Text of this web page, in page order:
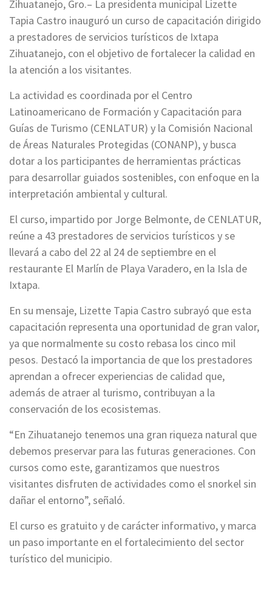
Zihuatanejo, Gro.– La presidenta municipal Lizette
Tapia Castro inauguró un curso de capacitación dirigido
a prestadores de servicios turísticos de Ixtapa
Zihuatanejo, con el objetivo de fortalecer la calidad en
la atención a los visitantes.
La actividad es coordinada por el Centro
Latinoamericano de Formación y Capacitación para
Guías de Turismo (CENLATUR) y la Comisión Nacional
de Áreas Naturales Protegidas (CONANP), y busca
dotar a los participantes de herramientas prácticas
para desarrollar guiados sostenibles, con enfoque en la
interpretación ambiental y cultural.
El curso, impartido por Jorge Belmonte, de CENLATUR,
reúne a 43 prestadores de servicios turísticos y se
llevará a cabo del 22 al 24 de septiembre en el
restaurante El Marlín de Playa Varadero, en la Isla de
Ixtapa.
En su mensaje, Lizette Tapia Castro subrayó que esta
capacitación representa una oportunidad de gran valor,
ya que normalmente su costo rebasa los cinco mil
pesos. Destacó la importancia de que los prestadores
aprendan a ofrecer experiencias de calidad que,
además de atraer al turismo, contribuyan a la
conservación de los ecosistemas.
“En Zihuatanejo tenemos una gran riqueza natural que
debemos preservar para las futuras generaciones. Con
cursos como este, garantizamos que nuestros
visitantes disfruten de actividades como el snorkel sin
dañar el entorno”, señaló.
El curso es gratuito y de carácter informativo, y marca
un paso importante en el fortalecimiento del sector
turístico del municipio.